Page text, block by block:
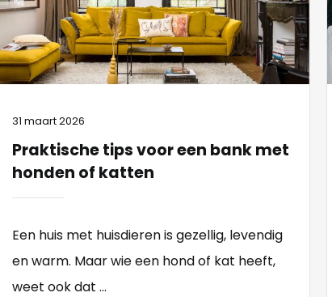
31 maart 2026
Praktische tips voor een bank met
honden of katten
Een huis met huisdieren is gezellig, levendig
en warm. Maar wie een hond of kat heeft,
weet ook dat ...